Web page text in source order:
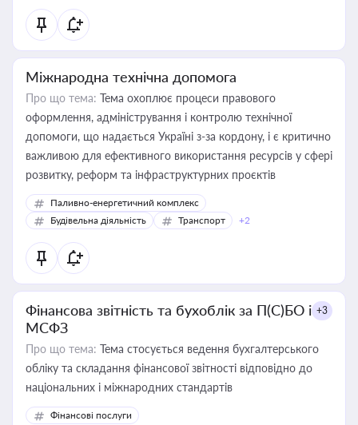
Міжнародна технічна допомога
Про що тема: Тема охоплює процеси правового
оформлення, адміністрування і контролю технічної
допомоги, що надається Україні з-за кордону, і є критично
важливою для ефективного використання ресурсів у сфері
розвитку, реформ та інфраструктурних проєктів
Паливно-енергетичний комплекс
Будівельна діяльність
Транспорт +2
Фінансова звітність та бухоблік за П(С)БО і
МСФЗ
+3
Про що тема: Тема стосується ведення бухгалтерського
обліку та складання фінансової звітності відповідно до
національних і міжнародних стандартів
Фінансові послуги